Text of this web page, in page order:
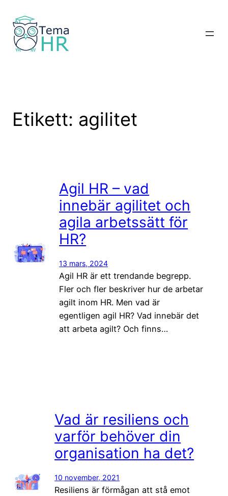
innehåll
Etikett: agilitet
Agil HR – vad
innebär agilitet och
agila arbetssätt för
HR?
13 mars, 2024
Agil HR är ett trendande begrepp.
Fler och fler beskriver hur de arbetar
agilt inom HR. Men vad är
egentligen agil HR? Vad innebär det
att arbeta agilt? Och finns…
Vad är resiliens och
varför behöver din
organisation ha det?
10 november, 2021
Resiliens är förmågan att stå emot